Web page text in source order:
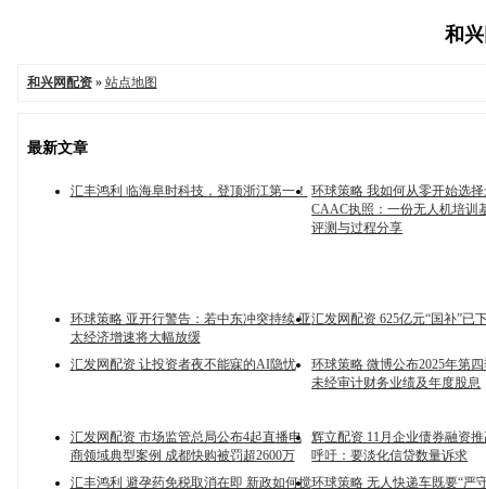
和
和兴网配资» 站点地图
最新文章
汇丰鸿利 临海阜时科技，登顶浙江第一！ 环球策略 我如何从零开始选
CAAC执照：一份无人机培训
评测与过程分享
环球策略 亚开行警告：若中东冲突持续 亚
太经济增速将大幅放缓
汇发网配资 625亿元“国补”已
汇发网配资 让投资者夜不能寐的AI隐忧
环球策略 微博公布2025年第
未经审计财务业绩及年度股息
汇发网配资 市场监管总局公布4起直播电
商领域典型案例 成都快购被罚超2600万
辉立配资 11月企业债券融资
呼吁：要淡化信贷数量诉求
汇丰鸿利 避孕药免税取消在即 新政如何搅环球策略 无人快递车既要“严